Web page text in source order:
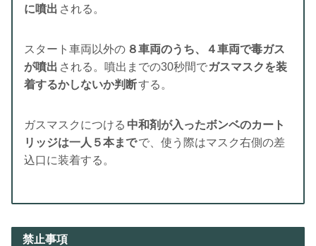
に噴出 される。
スタート車両以外の ８車両のうち、４車両で毒ガス
が噴出 される。噴出までの30秒間で ガスマスクを装
着するかしないか判断する。
ガスマスクにつける 中和剤が入ったボンベのカート
リッジは一人５本までで、使う際はマスク右側の差
込口に装着する。
禁止事項